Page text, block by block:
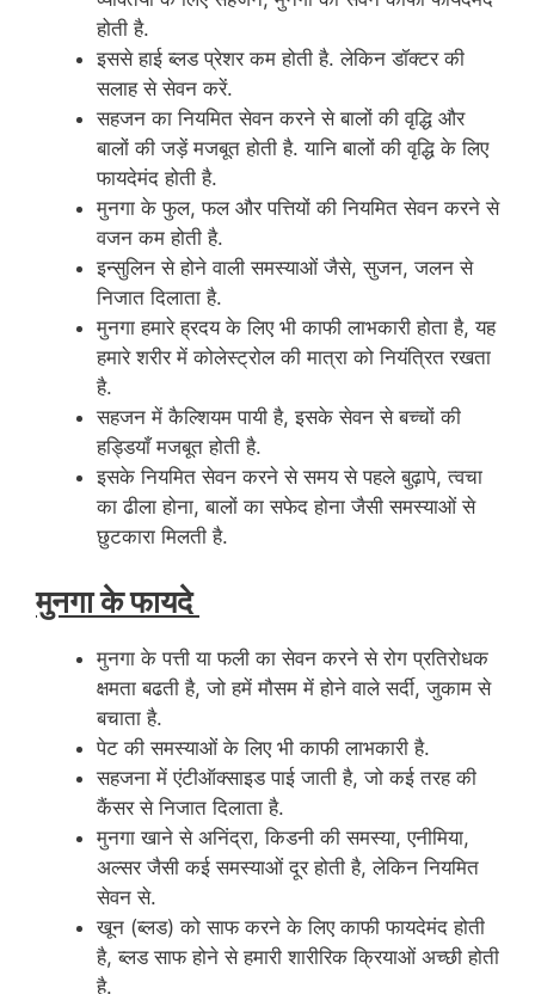
होती है.
इससे हाई ब्लड प्रेशर कम होती है. लेकिन डॉक्टर की
सलाह से सेवन करें.
सहजन का नियमित सेवन करने से बालों की वृद्धि और
बालों की जड़ें मजबूत होती है. यानि बालों की वृद्धि के लिए
फायदेमंद होती है.
मुनगा के फुल, फल और पत्तियों की नियमित सेवन करने से
वजन कम होती है.
इन्सुलिन से होने वाली समस्याओं जैसे, सुजन, जलन से
निजात दिलाता है.
मुनगा हमारे ह्रदय के लिए भी काफी लाभकारी होता है, यह
हमारे शरीर में कोलेस्ट्रोल की मात्रा को नियंत्रित रखता
है.
सहजन में कैल्शियम पायी है, इसके सेवन से बच्चों की
हड्डियाँ मजबूत होती है.
इसके नियमित सेवन करने से समय से पहले बुढ़ापे, त्वचा
का ढीला होना, बालों का सफेद होना जैसी समस्याओं से
छुटकारा मिलती है.
मुनगा के फायदे
मुनगा के पत्ती या फली का सेवन करने से रोग प्रतिरोधक
क्षमता बढती है, जो हमें मौसम में होने वाले सर्दी, जुकाम से
बचाता है.
पेट की समस्याओं के लिए भी काफी लाभकारी है.
सहजना में एंटीऑक्साइड पाई जाती है, जो कई तरह की
कैंसर से निजात दिलाता है.
मुनगा खाने से अनिंद्रा, किडनी की समस्या, एनीमिया,
अल्सर जैसी कई समस्याओं दूर होती है, लेकिन नियमित
सेवन से.
खून (ब्लड) को साफ करने के लिए काफी फायदेमंद होती
है, ब्लड साफ होने से हमारी शारीरिक क्रियाओं अच्छी होती
है.